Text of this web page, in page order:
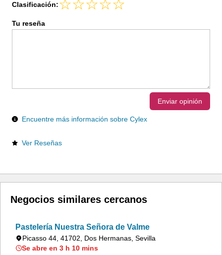
Clasificación:
Tu reseña
Enviar opinión
Encuentre más información sobre Cylex
Ver Reseñas
Negocios similares cercanos
Pastelería Nuestra Señora de Valme
Picasso 44, 41702, Dos Hermanas, Sevilla
Se abre en 3 h 10 mins